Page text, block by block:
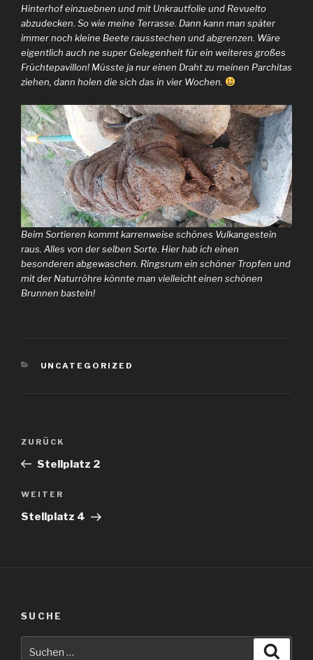
Hinterhof einzuebnen und mit Unkrautfolie und Revuelto
abzudecken. So wie meine Terrasse. Dann kann man später
immer noch kleine Beete rausstechen und abgrenzen. Wäre
eigentlich auch ne super Gelegenheit für ein weiteres großes
Früchtepavillon! Müsste ja nur einen Draht zu meinen Parchitas
ziehen, dann holen die sich das in vier Wochen.
Beim Sortieren kommt karrenweise schönes Vulkangestein
raus. Alles von der selben Sorte. Hier hab ich einen
besonderen abgewaschen. Ringsrum ein schöner Tropfen und
mit der Naturröhre könnte man vielleicht einen schönen
Brunnen basteln!
KATEGORIEN
UNCATEGORIZED
Beitragsnavigation
Vorheriger
Beitrag
ZURÜCK
Stellplatz 2
Nächster
Beitrag
WEITER
Stellplatz 4
SUCHE